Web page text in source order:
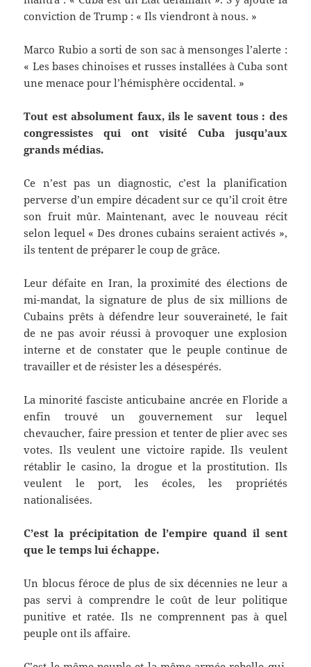
conviction de Trump : « Ils viendront à nous. »
Marco Rubio a sorti de son sac à mensonges l’alerte :
« Les bases chinoises et russes installées à Cuba sont
une menace pour l’hémisphère occidental. »
Tout est absolument faux, ils le savent tous : des
congressistes qui ont visité Cuba jusqu’aux
grands médias.
Ce n’est pas un diagnostic, c’est la planification
perverse d’un empire décadent sur ce qu’il croit être
son fruit mûr. Maintenant, avec le nouveau récit
selon lequel « Des drones cubains seraient activés »,
ils tentent de préparer le coup de grâce.
Leur défaite en Iran, la proximité des élections de
mi-mandat, la signature de plus de six millions de
Cubains prêts à défendre leur souveraineté, le fait
de ne pas avoir réussi à provoquer une explosion
interne et de constater que le peuple continue de
travailler et de résister les a désespérés.
La minorité fasciste anticubaine ancrée en Floride a
enfin trouvé un gouvernement sur lequel
chevaucher, faire pression et tenter de plier avec ses
votes. Ils veulent une victoire rapide. Ils veulent
rétablir le casino, la drogue et la prostitution. Ils
veulent le port, les écoles, les propriétés
nationalisées.
C’est la précipitation de l’empire quand il sent
que le temps lui échappe.
Un blocus féroce de plus de six décennies ne leur a
pas servi à comprendre le coût de leur politique
punitive et ratée. Ils ne comprennent pas à quel
peuple ont ils affaire.